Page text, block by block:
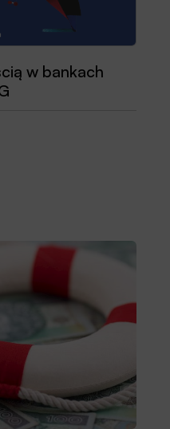
w bankach